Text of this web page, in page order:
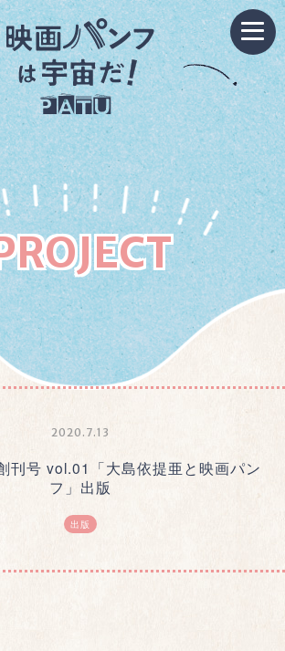
2020.7.13
刊号 vol.01「大島依提亜と映画パン
フ」出版
出版